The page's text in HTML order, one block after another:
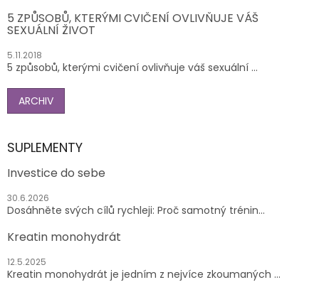
5 ZPŮSOBŮ, KTERÝMI CVIČENÍ OVLIVŇUJE VÁŠ
SEXUÁLNÍ ŽIVOT
5.11.2018
5 způsobů, kterými cvičení ovlivňuje váš sexuální ...
ARCHIV
SUPLEMENTY
Investice do sebe
30.6.2026
Dosáhněte svých cílů rychleji: Proč samotný trénin...
Kreatin monohydrát
12.5.2025
Kreatin monohydrát je jedním z nejvíce zkoumaných ...